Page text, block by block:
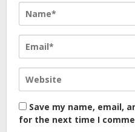
Save my name, email,
for the next time I